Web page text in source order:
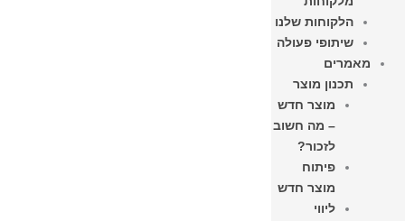
הלקוחות שלנו
שיתופי פעולה
מאמרים
תכנון מוצר
מוצר חדש
– מה חשוב
לזכור?
פיתוח
מוצר חדש
ליווי